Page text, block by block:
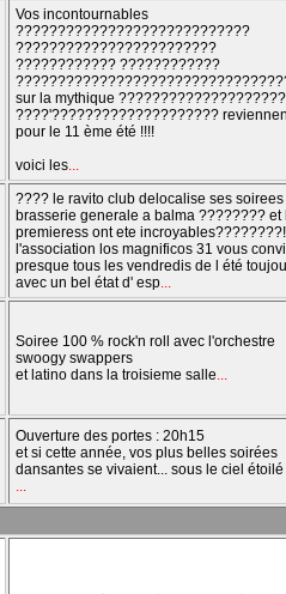
Vos incontournables
????????????????????????????
????????????????????????
???????????? ????????????
sur la mythique ????????????????????
????'????????????????????
pour le 11 ème été !!!!
voici les...
???? le ravito club delocalise ses
brasserie generale a balma ???????? et
premieress ont ete
l'association los magnificos 31 vous
presque tous les vendredis de l été
avec un bel état d' esp...
Soiree 100 % rock'n roll avec l'orchestre
swoogy swappers
et latino dans la troisieme salle...
Ouverture des portes : 20h15
et si cette année, vos plus belles soirées
dansantes se vivaient... sous le ciel étoilé
...